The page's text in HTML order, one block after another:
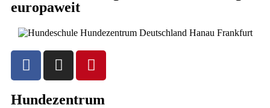
europaweit
Hundezentrum